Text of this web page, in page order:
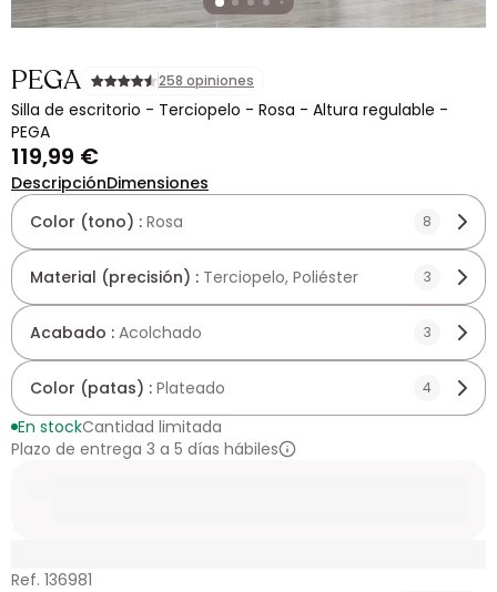
PEGA 258 opiniones
Silla de escritorio - Terciopelo - Rosa - Altura regulable -
PEGA
119,99 €
DescripciónDimensiones
Color (tono) : Rosa 8
Material (precisión) : Terciopelo, Poliéster 3
Acabado : Acolchado 3
Color (patas) : Plateado 4
En stockCantidad limitada
Plazo de entrega 3 a 5 días hábiles
Ref. 136981